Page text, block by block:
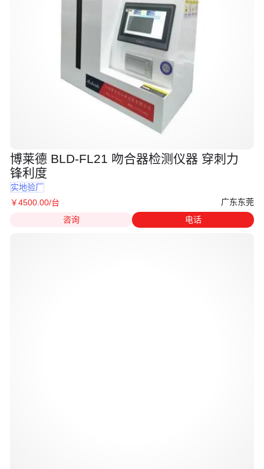
博莱德 BLD-FL21 吻合器检测仪器 穿刺力
锋利度
实地验厂
￥4500 .00/台
广东东莞
咨询
电话